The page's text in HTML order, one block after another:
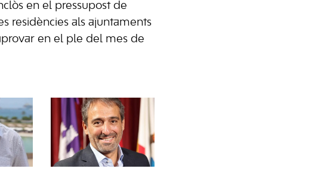
en el pressupost de
residències als ajuntaments
en el ple del mes de